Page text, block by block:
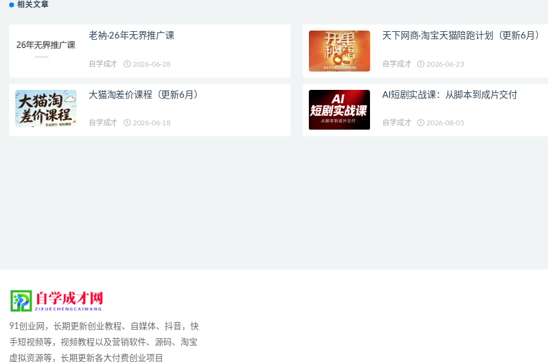
相关文章
老衲·26年无界推广课
自学成才 2026-06-28
天下网商·淘宝天猫陪跑计划（更新6月）
自学成才 2026-06-23
大猫淘差价课程（更新6月）
自学成才 2026-06-18
AI短剧实战课：从脚本到成片交付
自学成才 2026-08-05
91创业网，长期更新创业教程、自媒体、抖音，快
手短视频等，视频教程以及营销软件、源码、淘宝
虚拟资源等，长期更新各大付费创业项目